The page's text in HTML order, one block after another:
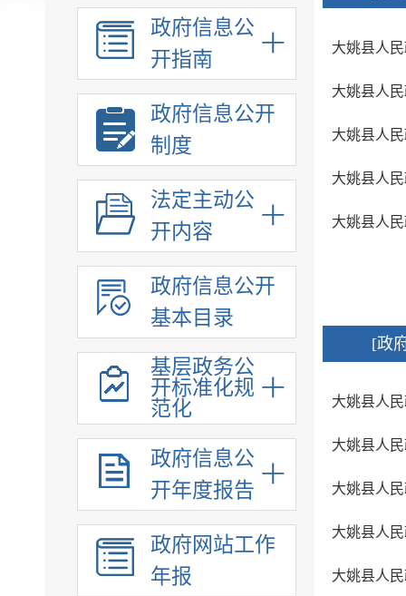
政府信息公
开指南
政府信息公开
制度
法定主动公
开内容
政府信息公开
基本目录
基层政务公
开标准化规
范化
政府信息公
开年度报告
政府网站工作
年报
大姚县人
大姚县人
大姚县人
大姚县人
大姚县人
[政
大姚县人
大姚县人
大姚县人
大姚县人
大姚县人